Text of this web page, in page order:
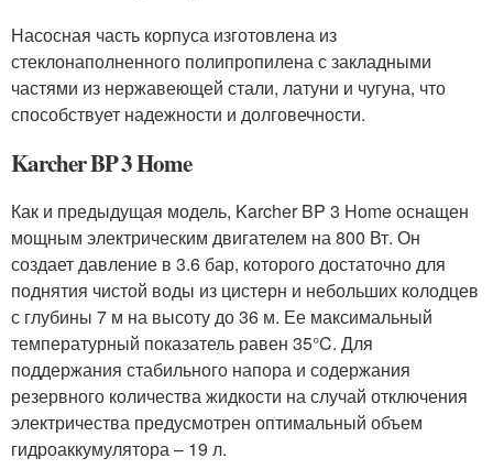
Насосная часть корпуса изготовлена из
стеклонаполненного полипропилена с закладными
частями из нержавеющей стали, латуни и чугуна, что
способствует надежности и долговечности.
Karcher BP 3 Home
Как и предыдущая модель, Karcher BP 3 Home оснащен
мощным электрическим двигателем на 800 Вт. Он
создает давление в 3.6 бар, которого достаточно для
поднятия чистой воды из цистерн и небольших колодцев
с глубины 7 м на высоту до 36 м. Ее максимальный
температурный показатель равен 35°C. Для
поддержания стабильного напора и содержания
резервного количества жидкости на случай отключения
электричества предусмотрен оптимальный объем
гидроаккумулятора – 19 л.